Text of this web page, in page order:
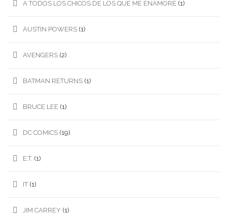
A TODOS LOS CHICOS DE LOS QUE ME ENAMORÉ (1)
AUSTIN POWERS (1)
AVENGERS (2)
BATMAN RETURNS (1)
BRUCE LEE (1)
DC COMICS (19)
E.T. (1)
IT (1)
JIM CARREY (1)